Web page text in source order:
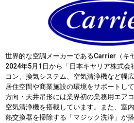
世界的な空調メーカーであるCarrier（キ
2024年5月1日から「日本キヤリア株式会
コン、換気システム、空気清浄機など幅
居住空間や商業施設の環境をサポートし
方向・天井吊形には業界初の業務用エア
空気清浄機を搭載しています。また、室
熱交換器を掃除する「マジック洗浄」が